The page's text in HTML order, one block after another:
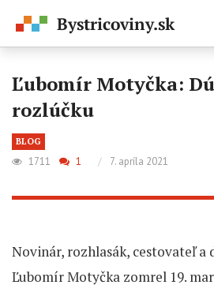
Ľubomír Motyčka:
rozlúčku
BLOG
1711 1 / 7. apríla 2021
Novinár, rozhlasák, cestovateľ a
Ľubomír Motyčka zomrel 19.